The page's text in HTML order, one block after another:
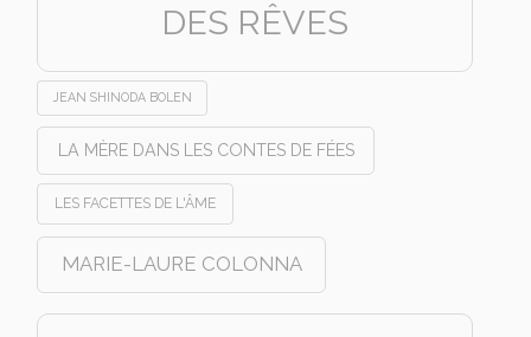
DES RÊVES
JEAN SHINODA BOLEN
LA MÈRE DANS LES CONTES DE FÉES
LES FACETTES DE L'ÂME
MARIE-LAURE COLONNA